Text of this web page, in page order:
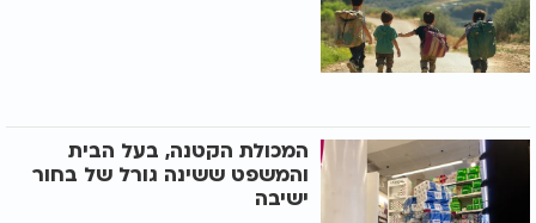
המכולת הקטנה, בעל הבית
והמשפט ששינה גורל של בחור
ישיבה